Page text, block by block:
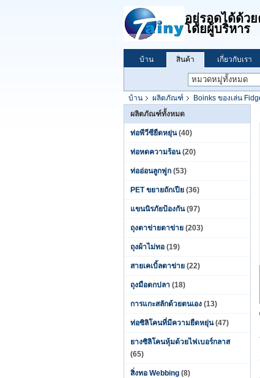
อยู่รอดได้ด้ว
โดยผู้บริหาร
บ้าน สินค้า เกี่ยวกับเรา
บ้าน ผลิตภัณฑ์ Boinks ของเล่น
ผลิตภัณฑ์ทั้งหมด
ท่อพีวีซียืดหยุ่น (40)
ท่อหดความร้อน (20)
ท่ออ่อนลูกฟูก (53)
PET ขยายถักเปีย (36)
แขนนิรภัยป้องกัน (97)
ถุงตาข่ายตาข่าย (203)
ถุงผ้าไม่ทอ (19)
สายเคเบิ้ลตาข่าย (22)
ถุงมือตกปลา (18)
การแกะสลักด้วยตนเอง (13)
ท่อซิลิโคนที่มีความยืดหยุ่น (47)
ยางซิลิโคนหุ้มด้วยไฟเบอร์กลาส
(65)
สิ่งทอ Webbing (8)